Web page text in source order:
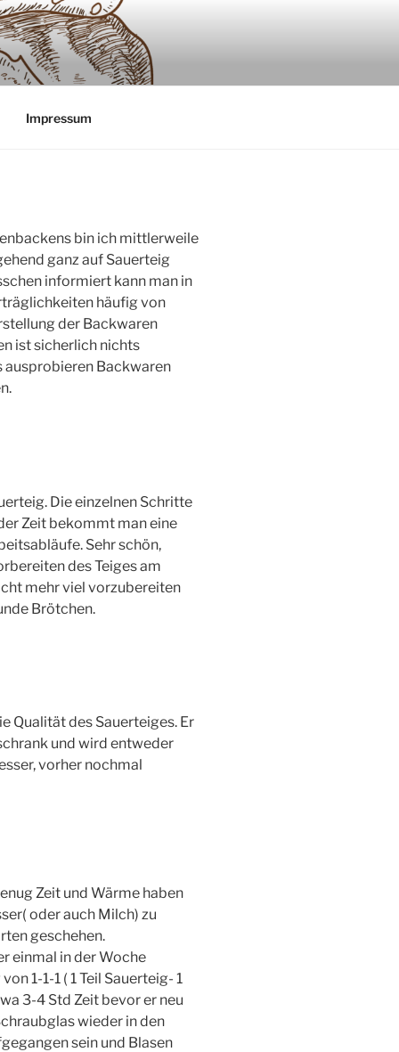
Impressum
bin ich mittlerweile
ganz auf Sauerteig
informiert kann man in
häufig von
der Backwaren
ist sicherlich nichts
ausprobieren Backwaren
Die einzelnen Schritte
Zeit bekommt man eine
Sehr schön,
des Teiges am
mehr viel vorzubereiten
Brötchen.
Qualität des Sauerteiges. Er
und wird entweder
vorher nochmal
Zeit und Wärme haben
oder auch Milch) zu
geschehen.
einmal in der Woche
1-1-1 ( 1 Teil Sauerteig- 1
3-4 Std Zeit bevor er neu
wieder in den
sein und Blasen